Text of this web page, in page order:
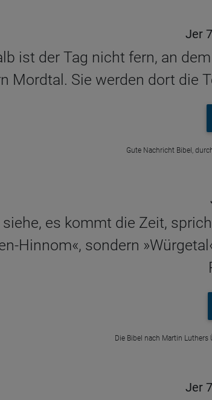
Jer
ist der Tag nicht fern, an
Mordtal. Sie werden dort die
Gute Nachricht Bibel,
es kommt die Zeit,
Hinnom«, sondern
Die Bibel nach Martin
Jer